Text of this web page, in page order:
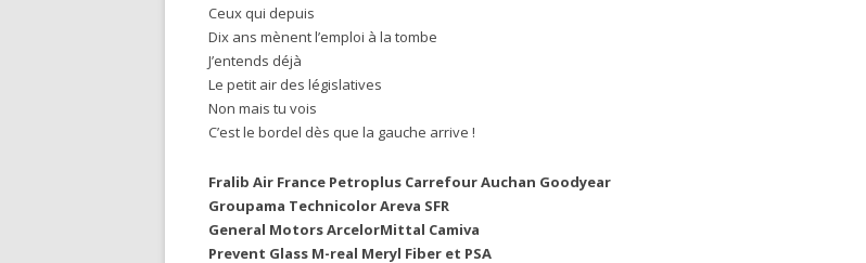
Ceux qui depuis
Dix ans mènent l’emploi à la tombe
J’entends déjà
Le petit air des législatives
Non mais tu vois
C’est le bordel dès que la gauche arrive !
Fralib Air France Petroplus Carrefour Auchan Goodyear
Groupama Technicolor Areva SFR
General Motors ArcelorMittal Camiva
Prevent Glass M-real Meryl Fiber et PSA